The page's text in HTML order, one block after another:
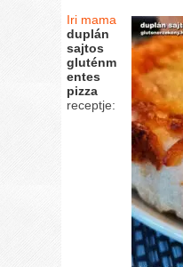
Iri mama
duplán
sajtos
gluténm
entes
pizza
receptje: